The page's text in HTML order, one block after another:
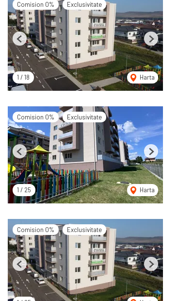
Comision 0% Exclusivitate
1 / 18 Harta
Previous Next
Comision 0% Exclusivitate
1 / 25 Harta
Previous Next
Comision 0% Exclusivitate
Previous Next